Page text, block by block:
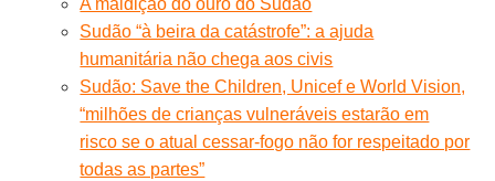
A maldição do ouro do Sudão
Sudão “à beira da catástrofe”: a ajuda
humanitária não chega aos civis
Sudão: Save the Children, Unicef e World Vision,
“milhões de crianças vulneráveis estarão em
risco se o atual cessar-fogo não for respeitado por
todas as partes”